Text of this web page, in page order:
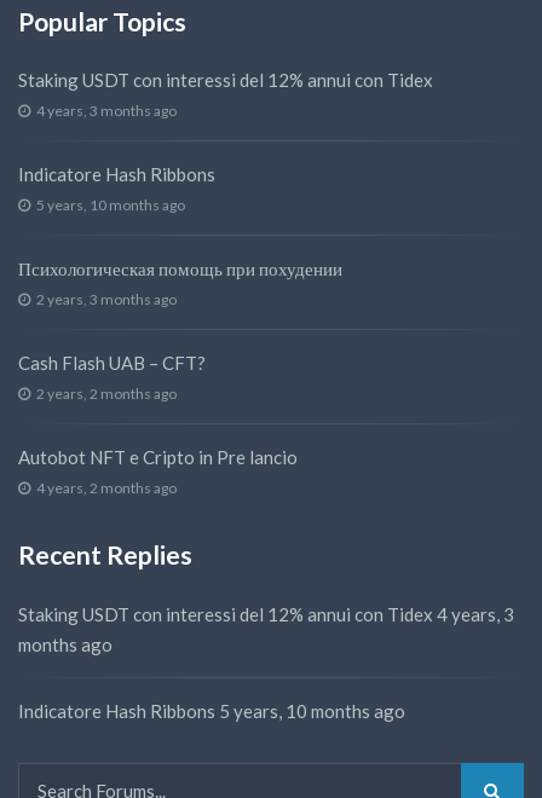
Popular Topics
Staking USDT con interessi del 12% annui con Tidex
4 years, 3 months ago
Indicatore Hash Ribbons
5 years, 10 months ago
Психологическая помощь при похудении
2 years, 3 months ago
Cash Flash UAB – CFT?
2 years, 2 months ago
Autobot NFT e Cripto in Pre lancio
4 years, 2 months ago
Recent Replies
Staking USDT con interessi del 12% annui con Tidex 4 years, 3
months ago
Indicatore Hash Ribbons 5 years, 10 months ago